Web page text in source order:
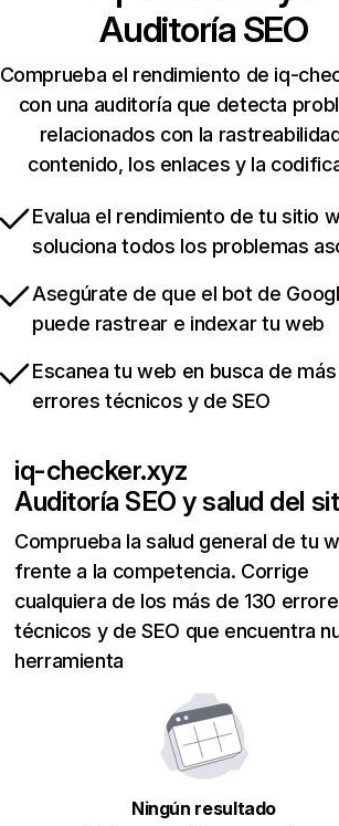
Auditoría SEO
Comprueba el rendimiento de iq-
con una auditoría que detecta
relacionados con la
contenido, los enlaces y la
Evalua el rendimiento de tu sitio
soluciona todos los problemas
Asegúrate de que el bot de
puede rastrear e indexar tu web
Escanea tu web en busca de
errores técnicos y de SEO
iq-checker.xyz
Auditoría SEO y salud del
Comprueba la salud general de tu
frente a la competencia. Corrige
cualquiera de los más de 130
técnicos y de SEO que encuentra
herramienta
Ningún resultado